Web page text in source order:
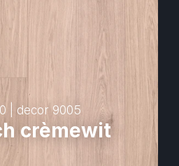
| decor 9005
crèmewit